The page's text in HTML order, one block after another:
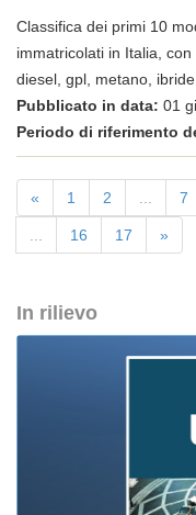
Classifica dei primi 10
immatricolati in Italia,
diesel, gpl, metano,
Pubblicato in data: 01
Periodo di riferimento
« 1 2 7
16 17 »
In rilievo